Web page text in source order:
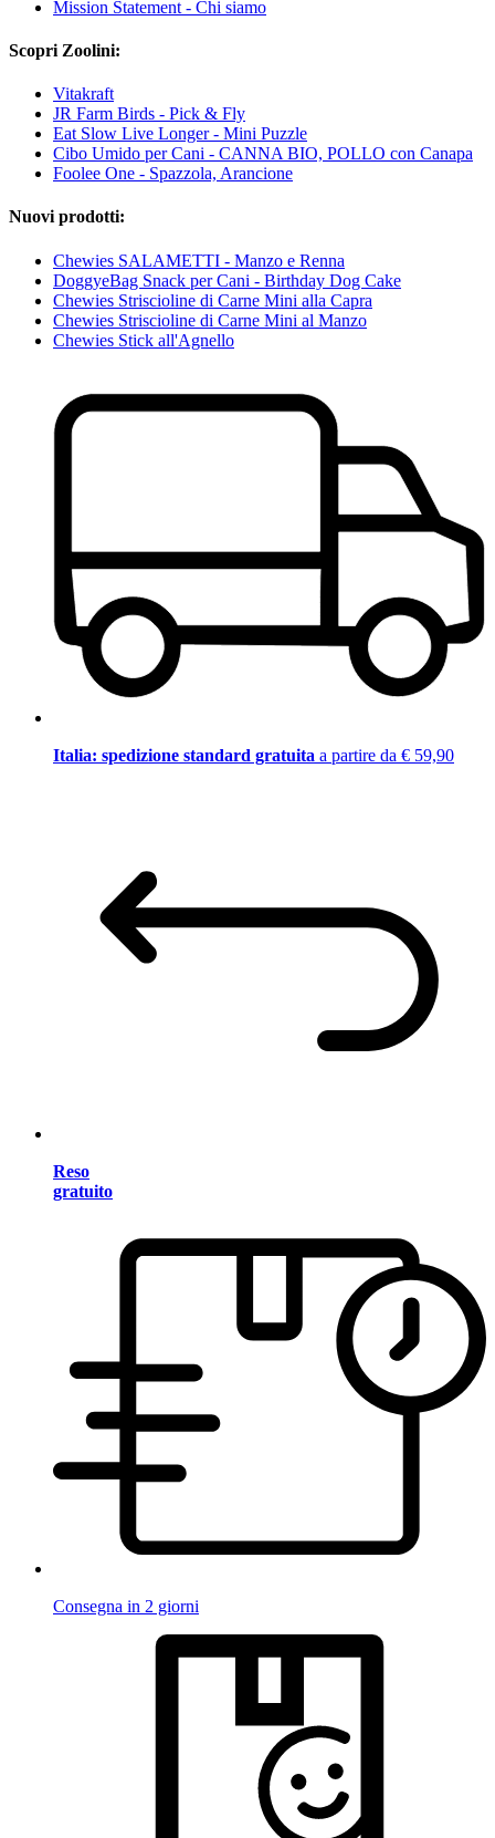
Mission Statement - Chi siamo
Scopri Zoolini:
Vitakraft
JR Farm Birds - Pick & Fly
Eat Slow Live Longer - Mini Puzzle
Cibo Umido per Cani - CANNA BIO, POLLO con Canapa
Foolee One - Spazzola, Arancione
Nuovi prodotti:
Chewies SALAMETTI - Manzo e Renna
DoggyeBag Snack per Cani - Birthday Dog Cake
Chewies Striscioline di Carne Mini alla Capra
Chewies Striscioline di Carne Mini al Manzo
Chewies Stick all'Agnello
Italia: spedizione standard gratuita a partire da € 59,90
Reso
gratuito
Consegna in 2 giorni